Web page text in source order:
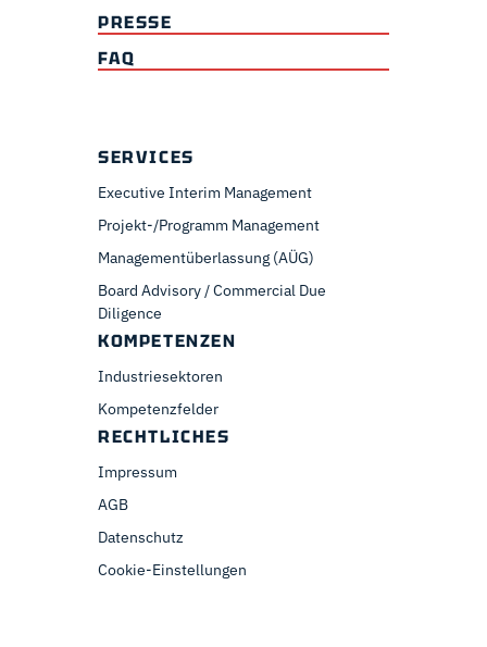
PRESSE
FAQ
SERVICES
Executive Interim Management
Projekt-/Programm Management
Managementüberlassung (AÜG)
Board Advisory / Commercial Due
Diligence
KOMPETENZEN
Industriesektoren
Kompetenzfelder
RECHTLICHES
Impressum
AGB
Datenschutz
Cookie-Einstellungen